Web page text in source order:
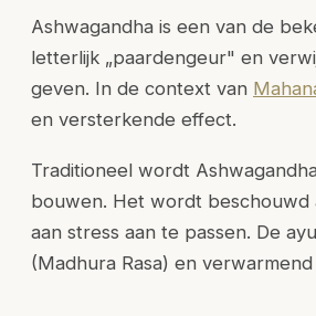
Ashwagandha is een van de
letterlijk „paardengeur" en
geven. In de context van
en versterkende effect.
Traditioneel wordt
bouwen. Het wordt
aan stress aan te passen. De
(Madhura Rasa) en